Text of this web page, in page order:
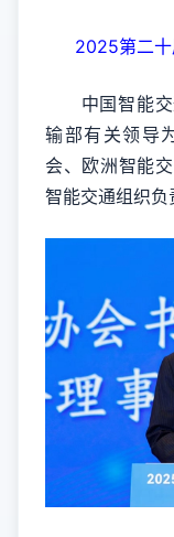
2025第二
中国智能交
输部有关领导
会、欧洲智能
智能交通组织负